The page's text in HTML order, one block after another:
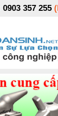
0903 357 255